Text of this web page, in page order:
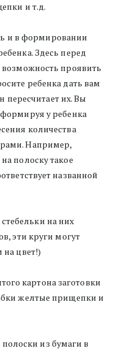
и т.д.
и в формировании
Здесь перед
возможность проявить
ребенка дать вам
пересчитает их. Вы
у ребенка
количества
Например,
полоску такое
названной
на них
эти круги могут
цвет!)
картона заготовки
желтые прищепки и
из бумаги в